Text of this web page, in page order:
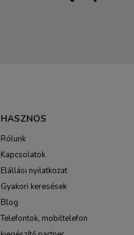
HASZNOS
Rólunk
Kapcsolatok
Elállási nyilatkozat
Gyakori keresések
Blog
Telefontok, mobiltelefon